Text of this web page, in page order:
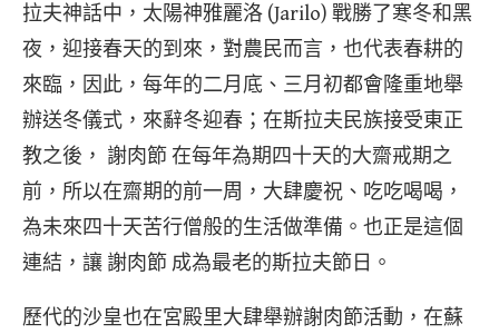
拉夫神話中，太陽神雅麗洛 (Jarilo) 戰勝了寒冬和黑
夜，迎接春天的到來，對農民而言，也代表春耕的
來臨，因此，每年的二月底、三月初都會隆重地舉
辦送冬儀式，來辭冬迎春；在斯拉夫民族接受東正
教之後， 謝肉節 在每年為期四十天的大齋戒期之
前，所以在齋期的前一周，大肆慶祝、吃吃喝喝，
為未來四十天苦行僧般的生活做準備。也正是這個
連結，讓 謝肉節 成為最老的斯拉夫節日。
歷代的沙皇也在宮殿里大肆舉辦謝肉節活動，在蘇